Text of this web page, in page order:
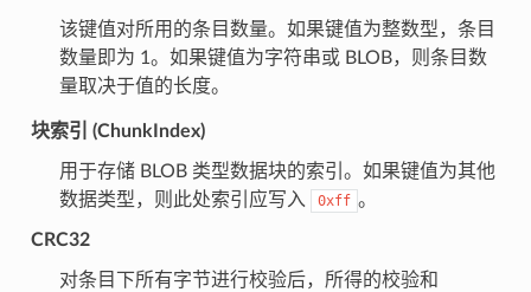
该键值对所用的条目数量。如果键值为整数型，条目
数量即为 1。如果键值为字符串或 BLOB，则条目数
量取决于值的长度。
块索引 (ChunkIndex)
用于存储 BLOB 类型数据块的索引。如果键值为其他
数据类型，则此处索引应写入
0xff 。
CRC32
对条目下所有字节进行校验后，所得的校验和